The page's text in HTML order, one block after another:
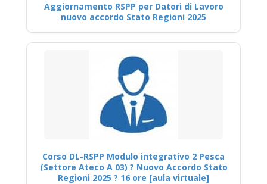
Aggiornamento RSPP per Datori di Lavoro
nuovo accordo Stato Regioni 2025
Corso DL-RSPP Modulo integrativo 2 Pesca
(Settore Ateco A 03) ? Nuovo Accordo Stato
Regioni 2025 ? 16 ore [aula virtuale]